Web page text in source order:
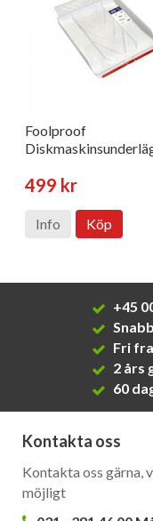
Foolproof
499 kr
Info Köp
+45
Fri
2 års
60
Kontakta oss
Kontakta oss gärna,
möjligt